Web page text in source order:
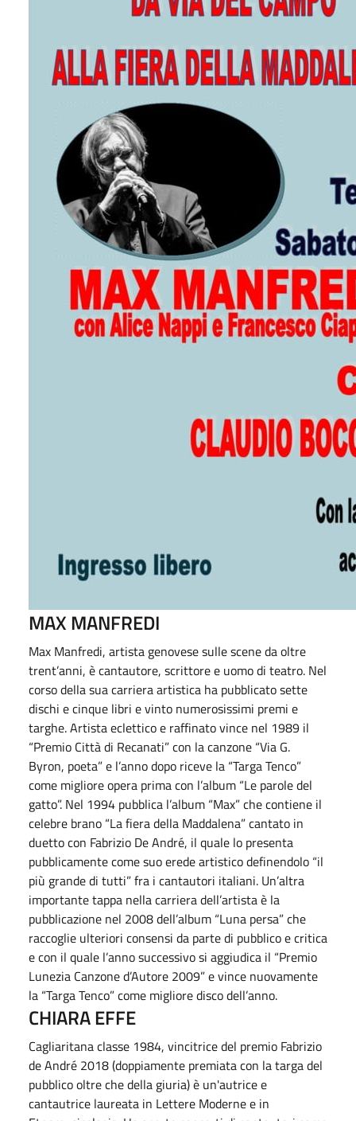
MAX MANFREDI
Max Manfredi, artista genovese sulle scene da oltre
trent’anni, è cantautore, scrittore e uomo di teatro. Nel
corso della sua carriera artistica ha pubblicato sette
dischi e cinque libri e vinto numerosissimi premi e
targhe. Artista eclettico e raffinato vince nel 1989 il
“Premio Città di Recanati” con la canzone “Via G.
Byron, poeta” e l’anno dopo riceve la “Targa Tenco”
come migliore opera prima con l’album “Le parole del
gatto”. Nel 1994 pubblica l’album “Max” che contiene il
celebre brano “La fiera della Maddalena” cantato in
duetto con Fabrizio De André, il quale lo presenta
pubblicamente come suo erede artistico definendolo “il
più grande di tutti” fra i cantautori italiani. Un’altra
importante tappa nella carriera dell’artista è la
pubblicazione nel 2008 dell’album “Luna persa” che
raccoglie ulteriori consensi da parte di pubblico e critica
e con il quale l’anno successivo si aggiudica il “Premio
Lunezia Canzone d’Autore 2009” e vince nuovamente
la “Targa Tenco” come migliore disco dell’anno.
CHIARA EFFE
Cagliaritana classe 1984, vincitrice del premio Fabrizio
de André 2018 (doppiamente premiata con la targa del
pubblico oltre che della giuria) è un'autrice e
cantautrice laureata in Lettere Moderne e in